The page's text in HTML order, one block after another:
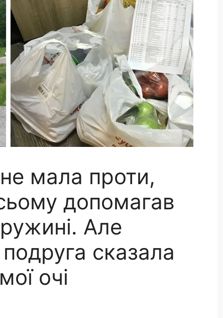
мала проти,
допомагав
Але
сказала
очі